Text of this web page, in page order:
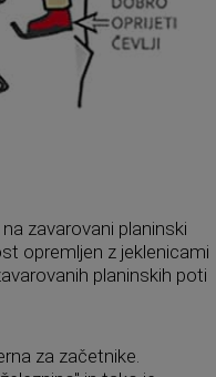
zavarovani planinski
opremljen z jeklenicami
planinskih poti
za začetnike.